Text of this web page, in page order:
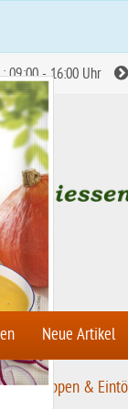
09:00 - 16:00 Uhr
Neue Artikel
Suppen &